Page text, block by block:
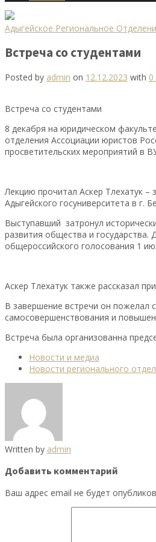
Адыгейское Региональное
Встреча со студентами
Posted by admin on 12.12.2023 with
Встреча со студентами
8 декабря на юридическом
отделения Ассоциации юристов
просветительских мероприятий в
Лекцию прочитал Аскер Тлехатук
Адыгейского госуниверситета в г.
Выступавший затронул
развития общества и
общероссийского голосования 1
Аскер Тлехатук также рассказал
В завершение встречи он пожелал
самосовершенствования и
Встреча была организованна
Новости и медиа
Новости регионального
Written by admin
Добавить комментарий
Ваш адрес email не будет